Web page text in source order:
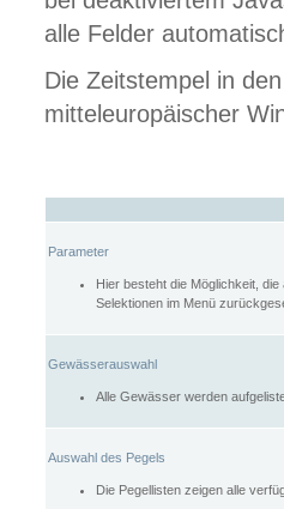
alle Felder
Die Zeitstempel in
mitteleuropäischer
Parameter
Hier besteht die Möglichkeit,
Selektionen im Menü
Gewässerauswahl
Alle Gewässer werden
Auswahl des Pegels
Die Pegellisten zeigen alle